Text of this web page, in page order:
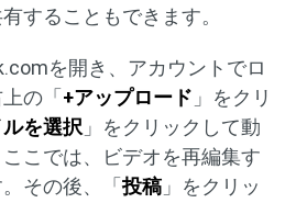
することもできます。
を開き、アカウントでロ
の「 +アップロード 」をクリ
を選択 」をクリックして動
こでは、ビデオを再編集す
その後、「投稿 」をクリッ